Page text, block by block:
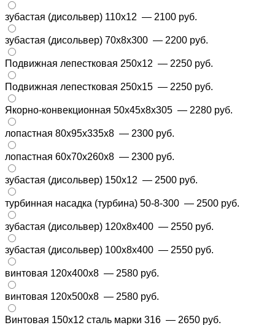
зубастая (дисольвер) 110х12 — 2100 руб.
зубастая (дисольвер) 70х8х300 — 2200 руб.
Подвижная лепестковая 250х12 — 2250 руб.
Подвижная лепестковая 250х15 — 2250 руб.
Якорно-конвекционная 50x45x8x305 — 2280 руб.
лопастная 80х95х335х8 — 2300 руб.
лопастная 60x70x260x8 — 2300 руб.
зубастая (дисольвер) 150х12 — 2500 руб.
турбинная насадка (турбина) 50-8-300 — 2500 руб.
зубастая (дисольвер) 120х8х400 — 2550 руб.
зубастая (дисольвер) 100х8х400 — 2550 руб.
винтовая 120х400х8 — 2580 руб.
винтовая 120х500х8 — 2580 руб.
Винтовая 150х12 сталь марки 316 — 2650 руб.